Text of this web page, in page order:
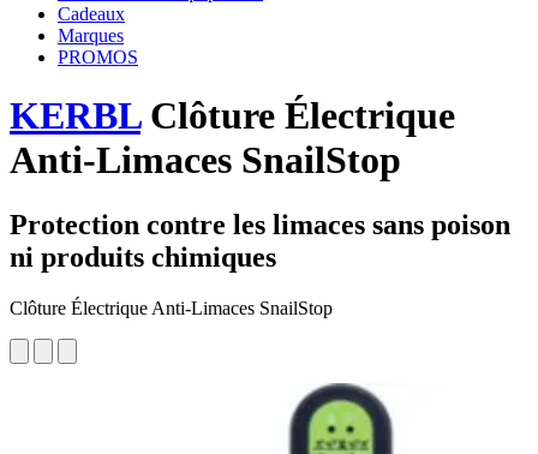
Cadeaux
Marques
PROMOS
KERBLClôture Électrique
Anti-Limaces SnailStop
Protection contre les limaces sans poison
ni produits chimiques
Clôture Électrique Anti-Limaces SnailStop